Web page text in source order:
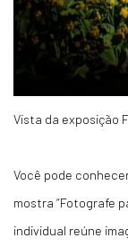
Vista da exposição
Você pode
mostra “Fotografe
individual reúne